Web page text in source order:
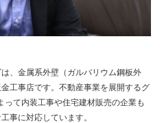
、金属系外壁（ガルバリウム鋼板外
工事店です。不動産事業を展開するグ
て内装工事や住宅建材販売の企業も
事に対応しています。